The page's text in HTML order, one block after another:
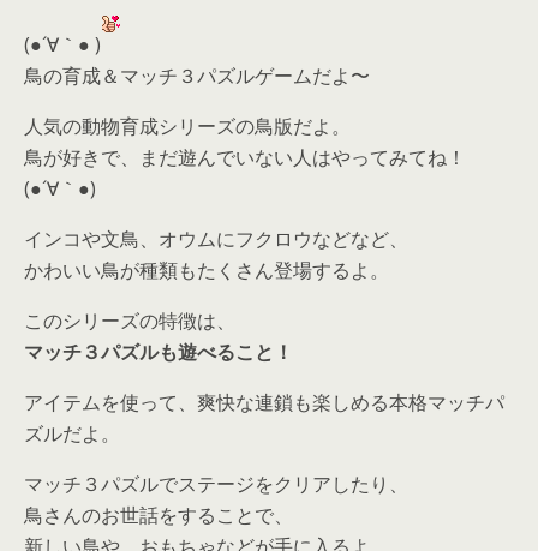
(●´∀｀● )
鳥の育成＆マッチ３パズルゲームだよ〜
人気の動物育成シリーズの鳥版だよ。
鳥が好きで、まだ遊んでいない人はやってみてね！
(●´∀｀●)
インコや文鳥、オウムにフクロウなどなど、
かわいい鳥が種類もたくさん登場するよ。
このシリーズの特徴は、
マッチ３パズルも遊べること！
アイテムを使って、爽快な連鎖も楽しめる本格マッチパ
ズルだよ。
マッチ３パズルでステージをクリアしたり、
鳥さんのお世話をすることで、